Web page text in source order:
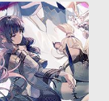
まりポイントが
ることができま
起表示と取締ま
接アラームと振